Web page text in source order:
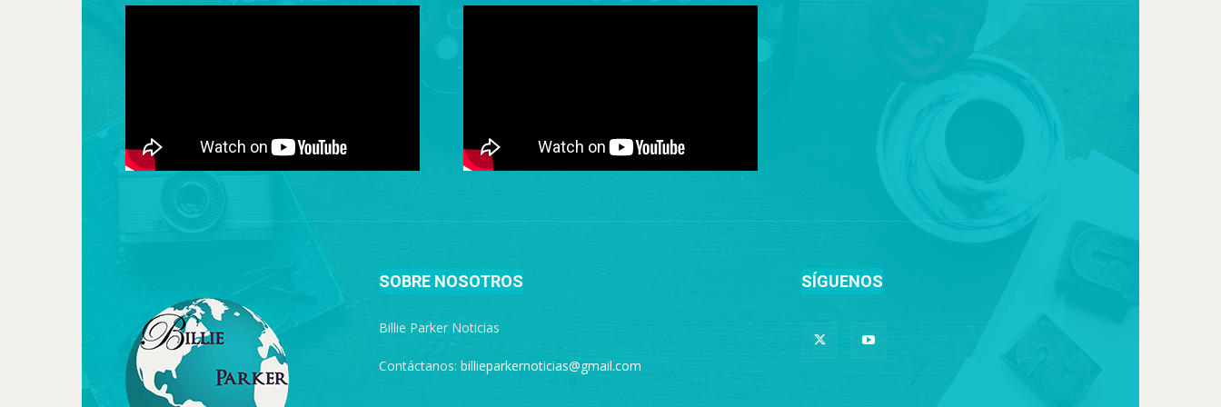
SOBRE NOSOTROS
Billie Parker Noticias
Contáctanos: billieparkernoticias@gmail.com
SÍGUENOS